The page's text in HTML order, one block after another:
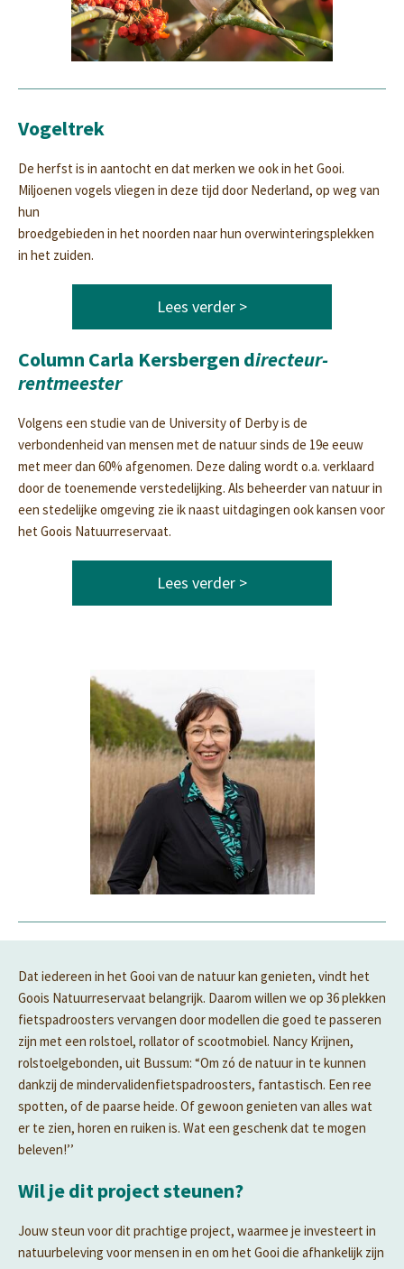
Vogeltrek
De herfst is in aantocht en dat merken we ook in het Gooi.
Miljoenen vogels vliegen in deze tijd door Nederland, op weg van
hun
broedgebieden in het noorden naar hun overwinteringsplekken
in het zuiden.
Lees verder >
Column Carla Kersbergen directeur-
rentmeester
Volgens een studie van de University of Derby is de
verbondenheid van mensen met de natuur sinds de 19e eeuw
met meer dan 60% afgenomen. Deze daling wordt o.a. verklaard
door de toenemende verstedelijking. Als beheerder van natuur in
een stedelijke omgeving zie ik naast uitdagingen ook kansen voor
het Goois Natuurreservaat.
Lees verder >
Dat iedereen in het Gooi van de natuur kan genieten, vindt het
Goois Natuurreservaat belangrijk. Daarom willen we op 36 plekken
fietspadroosters vervangen door modellen die goed te passeren
zijn met een rolstoel, rollator of scootmobiel. Nancy Krijnen,
rolstoelgebonden, uit Bussum: “Om zó de natuur in te kunnen
dankzij de mindervalidenfietspadroosters, fantastisch. Een ree
spotten, of de paarse heide. Of gewoon genieten van alles wat
er te zien, horen en ruiken is. Wat een geschenk dat te mogen
beleven!’’
Wil je dit project steunen?
Jouw steun voor dit prachtige project, waarmee je investeert in
natuurbeleving voor mensen in en om het Gooi die afhankelijk zijn